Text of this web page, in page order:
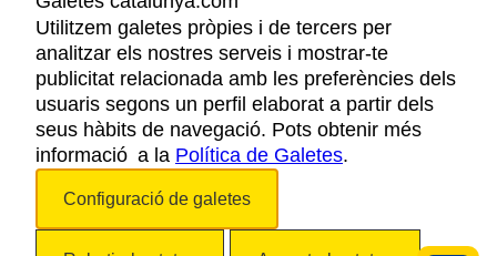
AVÍS LEGAL
POLÍTICA DE PRIVACITAT
COOKIES
ACCESSIBILITAT
Utilitzem galetes pròpies i de tercers per
analitzar els nostres serveis i mostrar-te
publicitat relacionada amb les preferències dels
usuaris segons un perfil elaborat a partir dels
seus hàbits de navegació. Pots obtenir més
informació a la Política de Galetes.
Configuració de galetes